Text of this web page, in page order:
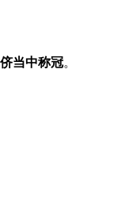
当中称冠。